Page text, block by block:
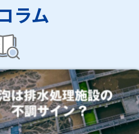
ラム